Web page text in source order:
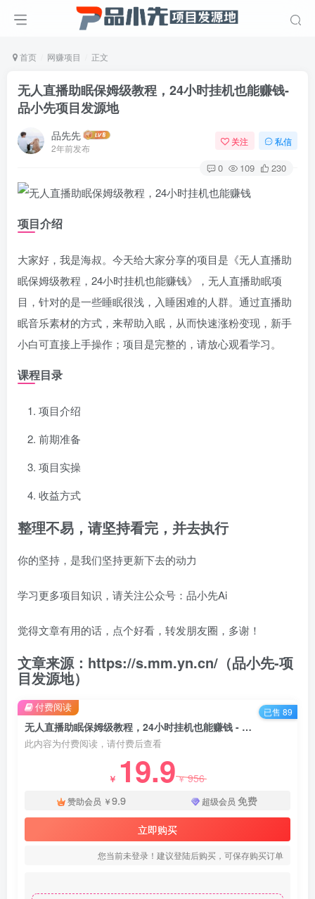
首页 网赚项目 正文
无人直播助眠保姆级教程，24小时挂机也能赚钱-
品小先项目发源地
品先先
2年前发布
关注 私信
0 109 230
项目介绍
大家好，我是海叔。今天给大家分享的项目是《无人直播助
眠保姆级教程，24小时挂机也能赚钱》，无人直播助眠项
目，针对的是一些睡眠很浅，入睡困难的人群。通过直播助
眠音乐素材的方式，来帮助入眠，从而快速涨粉变现，新手
小白可直接上手操作；项目是完整的，请放心观看学习。
课程目录
项目介绍
前期准备
项目实操
收益方式
整理不易，请坚持看完，并去执行
你的坚持，是我们坚持更新下去的动力
学习更多项目知识，请关注公众号：品小先Ai
觉得文章有用的话，点个好看，转发朋友圈，多谢！
文章来源：https://s.mm.yn.cn/（品小先-项
目发源地）
无人直播助眠保姆级教程，24小时挂机也能赚钱 - 资源之家
此内容为付费阅读，请付费后查看
￥ 19.9￥956
赞助会员 ￥9.9 超级会员 免费
立即购买
您当前未登录！建议登陆后购买，可保存购买订单
付费阅读 已售 89